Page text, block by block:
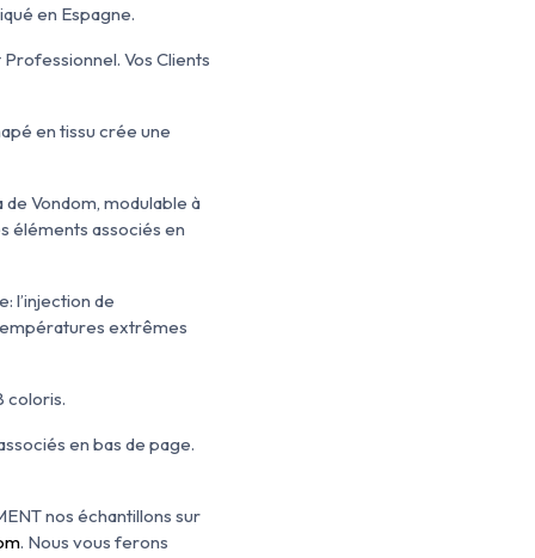
en Espagne.
Vos Clients
en tissu crée une
de Vondom, modulable à
éléments associés en
l’injection de
extrêmes
coloris.
en bas de page.
nos échantillons sur
. Nous vous ferons